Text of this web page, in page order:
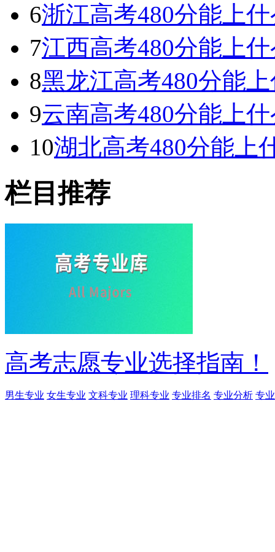
6浙江高考480分能上
7江西高考480分能上
8黑龙江高考480分能
9云南高考480分能上
10湖北高考480分能上
栏目推荐
高考志愿专业选择指南！
男生专业 女生专业 文科专业 理科专业 专业排名 专业分析 专